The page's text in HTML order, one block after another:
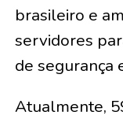
brasileiro e
servidores
de segurança
Atualmente,